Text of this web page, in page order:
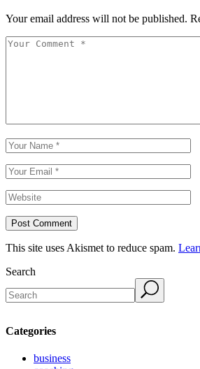
Your email address will not be published.
Post Comment
This site uses Akismet to reduce spam.
Search
Categories
business